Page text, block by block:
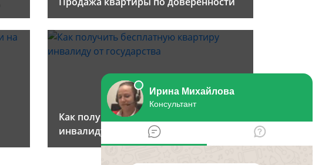
Как получить бесплатную квартиру
инвалиду от государства